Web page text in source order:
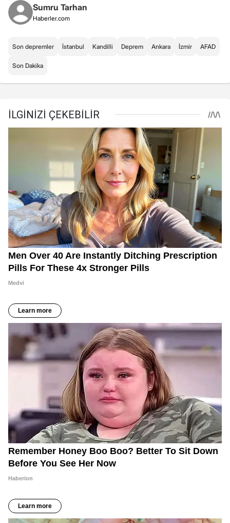
Sumru Tarhan
Haberler.com
Son depremler İstanbul Kandilli Deprem Ankara İzmir AFAD
Son Dakika